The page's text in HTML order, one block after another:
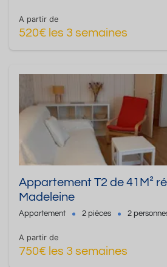
A partir de
520€ les 3 semaines
Appartement T2 de 41M²
Madeleine
Appartement 2 pièces 2
A partir de
750€ les 3 semaines